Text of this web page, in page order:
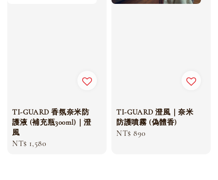
TI-GUARD 香氛奈米防
護液 (補充瓶300ml)｜澄
風
Regular
NT$ 1,580
TI-GUARD 澄風｜奈米
防護噴霧 (偽體香)
Regular
NT$ 890